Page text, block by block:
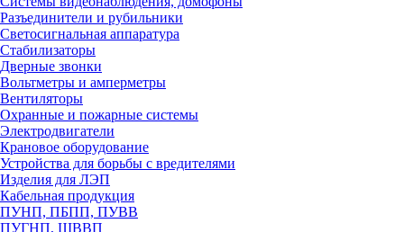
Разъединители и рубильники
Светосигнальная аппаратура
Стабилизаторы
Дверные звонки
Вольтметры и амперметры
Вентиляторы
Охранные и пожарные системы
Электродвигатели
Крановое оборудование
Устройства для борьбы с вредителями
Изделия для ЛЭП
Кабельная продукция
ПУНП, ПБПП, ПУВВ
ПУГНП, ШВВП